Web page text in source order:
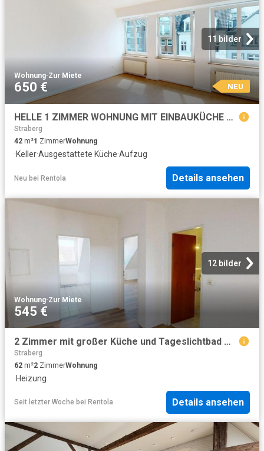
11 bilder
Wohnung·Zur Miete
650 € NEU
HELLE 1 ZIMMER WOHNUNG MIT EINBAUKÜCHE – ZENTRAL IN DER DÜSSELDORFER ALTSTADT
Straberg
42 m²1 ZimmerWohnung
·Keller·Ausgestattete Küche·Aufzug
Neu bei Rentola Details ansehen
12 bilder
Wohnung·Zur Miete
545 €
2 Zimmer mit großer Küche und Tageslichtbad mit Wanne
Straberg
62 m²2 ZimmerWohnung
·Heizung
Seit letzter Woche bei Rentola Details ansehen